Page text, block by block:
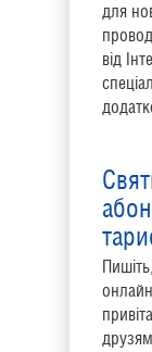
для
від